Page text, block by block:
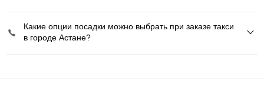
Какие опции посадки можно выбрать при заказе такси
в городе Астане?